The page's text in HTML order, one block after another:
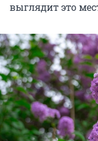
выглядит это